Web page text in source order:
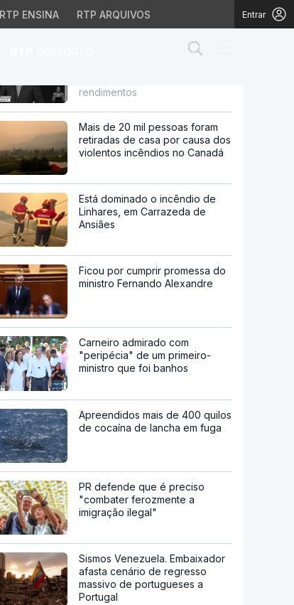
RTP ENSINA RTP ARQUIVOS Entrar
sobre
rendimentos
Mais de 20 mil pessoas foram
retiradas de casa por causa dos
violentos incêndios no Canadá
Está dominado o incêndio de
Linhares, em Carrazeda de
Ansiães
Ficou por cumprir promessa do
ministro Fernando Alexandre
Carneiro admirado com
"peripécia" de um primeiro-
ministro que foi banhos
Apreendidos mais de 400 quilos
de cocaína de lancha em fuga
PR defende que é preciso
"combater ferozmente a
imigração ilegal"
Sismos Venezuela. Embaixador
afasta cenário de regresso
massivo de portugueses a
Portugal